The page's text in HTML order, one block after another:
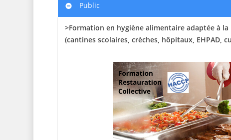
Public
>Formation en hygiène alimentaire adaptée à
(cantines scolaires, crèches, hôpitaux, EHPAD,